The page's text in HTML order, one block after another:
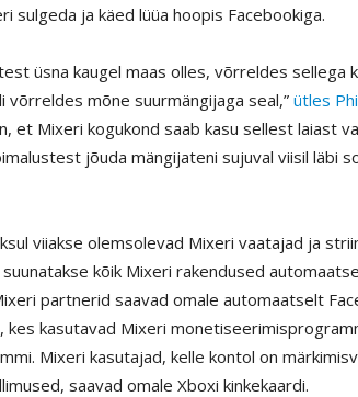
sulgeda ja käed lüüa hoopis Facebookiga.
üsna kaugel maas olles, võrreldes sellega
võrreldes mõne suurmängijaga seal,” ütles
et Mixeri kogukond saab kasu sellest laiast
jõuda mängijateni sujuval viisil läbi
viiakse olemsolevad Mixeri vaatajad ja
kõik Mixeri rakendused
partnerid saavad omale automaatselt
kes kasutavad Mixeri
Mixeri kasutajad, kelle kontol on
saavad omale Xboxi kinkekaardi.